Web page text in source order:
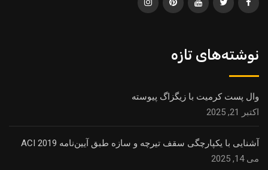
نوشته‌های تازه
وال پست کرمیت با زیگزاگ پیوسته
اکتبر 21, 2025
آشنایی با یکپارچگی سقف تیرچه و سازه طبق آیین‌نامه ACI 2019
می 14, 2025